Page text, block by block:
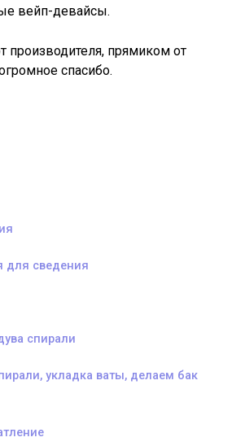
вейп-девайсы.
производителя, прямиком от
спасибо.
для сведения
спирали
укладка ваты, делаем бак